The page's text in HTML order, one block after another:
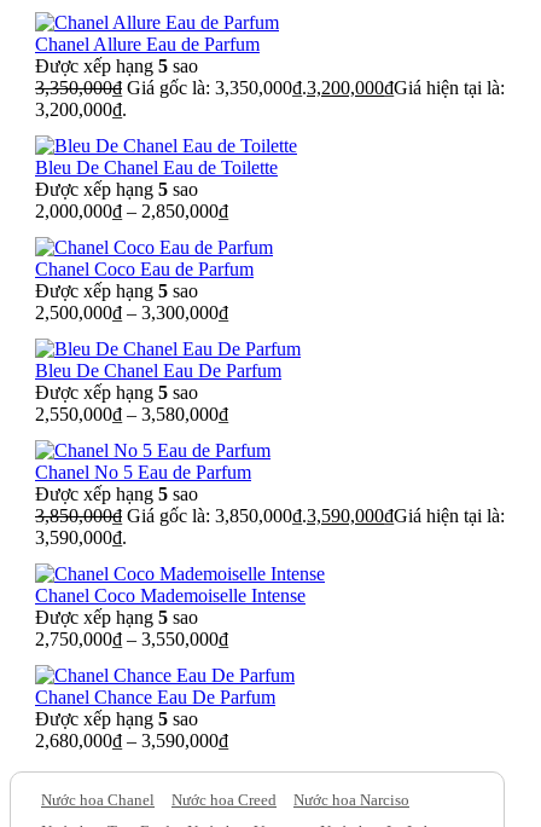
Chanel Allure Eau de Parfum
Được xếp hạng 5 sao
3,350,000₫ Giá gốc là: 3,350,000₫.3,200,000₫Giá hiện tại là:
3,200,000₫.
Bleu De Chanel Eau de Toilette
Được xếp hạng 5 sao
2,000,000₫ – 2,850,000₫
Chanel Coco Eau de Parfum
Được xếp hạng 5 sao
2,500,000₫ – 3,300,000₫
Bleu De Chanel Eau De Parfum
Được xếp hạng 5 sao
2,550,000₫ – 3,580,000₫
Chanel No 5 Eau de Parfum
Được xếp hạng 5 sao
3,850,000₫ Giá gốc là: 3,850,000₫.3,590,000₫Giá hiện tại là:
3,590,000₫.
Chanel Coco Mademoiselle Intense
Được xếp hạng 5 sao
2,750,000₫ – 3,550,000₫
Chanel Chance Eau De Parfum
Được xếp hạng 5 sao
2,680,000₫ – 3,590,000₫
Nước hoa Chanel Nước hoa Creed
Nước hoa Narciso